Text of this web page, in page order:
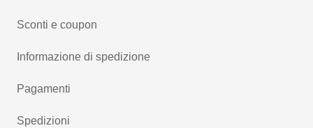
Sconti e coupon
Informazione di spedizione
Pagamenti
Spedizioni